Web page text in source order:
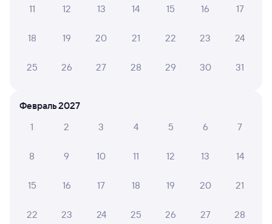
Другие авиарейсы из Рязани
Вокзал Рязань-2
11 12 13 14 15 16 17
18 19 20 21 22 23 24
25 26 27 28 29 30 31
Февраль 2027
1
2 3 4 5 6 7
8 9 10 11 12 13 14
15 16 17 18 19 20 21
22 23 24 25 26 27 28